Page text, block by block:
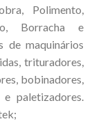
Polimento,
Borracha e
de maquinários
trituradores,
bobinadores,
paletizadores.